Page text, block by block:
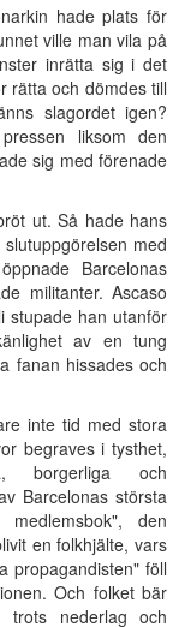
hade plats för
ville man vila på
inrätta sig i det
rätta och dömdes till
slagordet igen?
liksom den
sig med förenade
ut. Så hade hans
med
Barcelonas
militanter. Ascaso
stupade han utanför
av en tung
fanan hissades och
inte tid med stora
begraves i tysthet,
borgerliga och
Barcelonas största
den
en folkhjälte, vars
propagandisten" föll
Och folket bär
trots nederlag och